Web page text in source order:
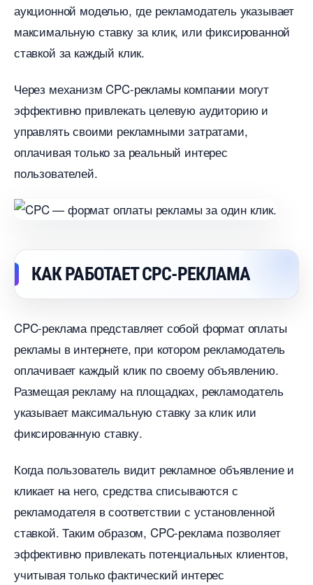
аукционной моделью, где рекламодатель указывает
максимальную ставку за клик, или фиксированной
ставкой за каждый клик.
Через механизм CPC-рекламы компании могут
эффективно привлекать целевую аудиторию и
управлять своими рекламными затратами,
оплачивая только за реальный интерес
пользователей.​
КАК РАБОТАЕТ CPC-РЕКЛАМА
CPC-реклама представляет собой формат оплаты
рекламы в интернете, при котором рекламодатель
оплачивает каждый клик по своему объявлению.​
Размещая рекламу на площадках, рекламодатель
указывает максимальную ставку за клик или
фиксированную ставку.​
Когда пользователь видит рекламное объявление и
кликает на него, средства списываются с
рекламодателя в соответствии с установленной
ставкой.​ Таким образом, CPC-реклама позволяет
эффективно привлекать потенциальных клиентов,
учитывая только фактический интерес